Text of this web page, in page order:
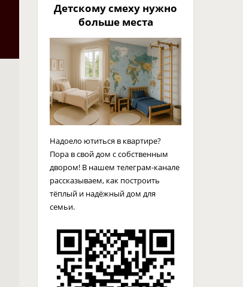
Детскому смеху нужно
больше места
Надоело ютиться в квартире?
Пора в свой дом с собственным
двором! В нашем телеграм-канале
рассказываем, как построить
тёплый и надёжный дом для
семьи.